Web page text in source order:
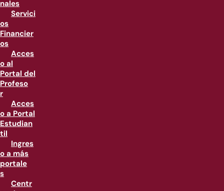
nales
Servici
os
Financier
os
Acces
o al
Portal del
Profeso
r
Acces
o a Portal
Estudian
til
Ingres
o a más
portale
s
Centr